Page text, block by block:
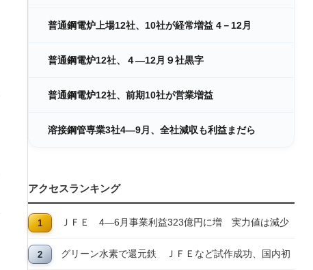
普通鋼電炉上場12社、10社が経常増益 4－12月
普通鋼電炉12社、４―12月９社黒字
普通鋼電炉12社、前期10社が営業増益
溶接鋼管専業3社4―9月、全社減収も利益まだら
アクセスランキング
ＪＦＥ 4―6月事業利益323億円に増 実力値は減少
グリーン水素で還元鉄 ＪＦＥなど試作成功、国内初